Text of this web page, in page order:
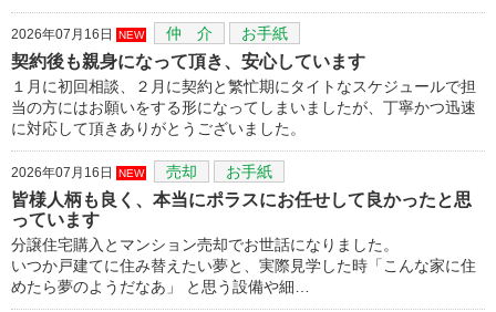
2026年07月16日 NEW 仲 介 お手紙
契約後も親身になって頂き、安心しています
１月に初回相談、２月に契約と繁忙期にタイトなスケジュールで担
当の方にはお願いをする形になってしまいましたが、丁寧かつ迅速
に対応して頂きありがとうございました。
2026年07月16日 NEW 売却 お手紙
皆様人柄も良く、本当にポラスにお任せして良かったと思
っています
分譲住宅購入とマンション売却でお世話になりました。
いつか戸建てに住み替えたい夢と、実際見学した時「こんな家に住
めたら夢のようだなあ」 と思う設備や細…